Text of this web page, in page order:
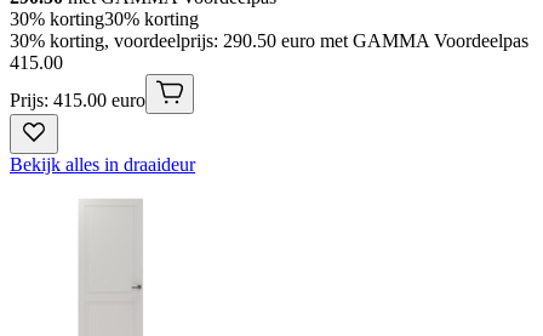
30% korting30% korting
30% korting, voordeelprijs: 290.50 euro met GAMMA Voordeelpas
415.00
Prijs: 415.00 euro
Bekijk alles in draaideur